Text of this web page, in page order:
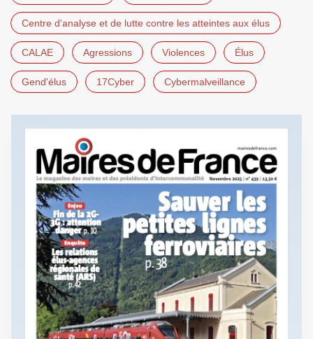
Centre d'analyse et de lutte contre les atteintes aux élus
CALAE Agressions Violences Élus
Gend'élus 17Cyber Cybermalveillance